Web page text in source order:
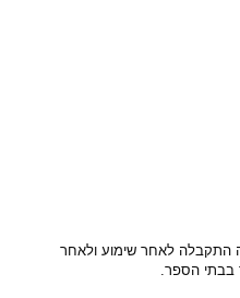
לאחר שימוע ולאחר
בבתי הספר.